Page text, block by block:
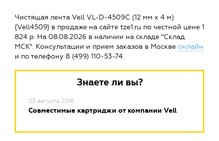
Чистящая лента Vell VL-D-4509C (12 мм x 4 м)
{Vell4509} в продаже на сайте tze1.ru по честной цене 1
824 р. На 08.08.2026 в наличии на складе "Склад
МСК". Консультации и прием заказов в Москве онлайн
и по телефону 8 (499) 110-53-74.
Знаете ли вы?
03 августа 2016
Совместимые картриджи от компании Vell